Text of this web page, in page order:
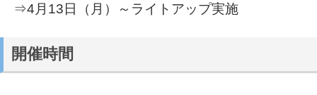
⇒4月13日（月）～ライトアップ実施
開催時間